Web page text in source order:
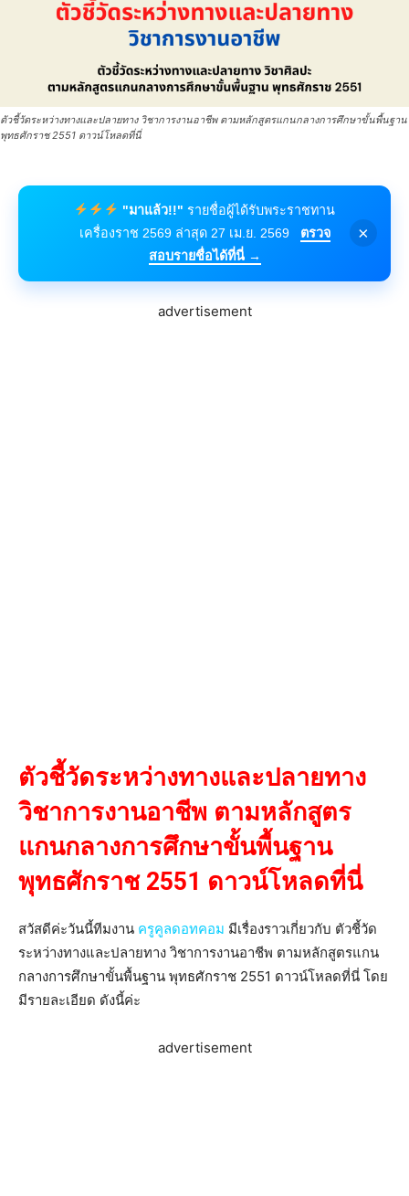
ตัวชี้วัดระหว่างทางและปลายทาง วิชาการงานอาชีพ ตามหลักสูตรแกนกลางการศึกษาขั้นพื้นฐาน
พุทธศักราช 2551 ดาวน์โหลดที่นี่
"มาแล้ว!!" รายชื่อผู้ได้รับพระราชทาน
เครื่องราช 2569 ล่าสุด 27 เม.ย. 2569
ตรวจ
สอบรายชื่อได้ที่นี่ →
×
advertisement
ตัวชี้วัดระหว่างทางและปลายทาง
วิชาการงานอาชีพ ตามหลักสูตร
แกนกลางการศึกษาขั้นพื้นฐาน
พุทธศักราช 2551 ดาวน์โหลดที่นี่
สวัสดีค่ะวันนี้ทีมงาน ครูคูลดอทคอม มีเรื่องราวเกี่ยวกับ ตัวชี้วัด
ระหว่างทางและปลายทาง วิชาการงานอาชีพ ตามหลักสูตรแกน
กลางการศึกษาขั้นพื้นฐาน พุทธศักราช 2551 ดาวน์โหลดที่นี่ โดย
มีรายละเอียด ดังนี้ค่ะ
advertisement